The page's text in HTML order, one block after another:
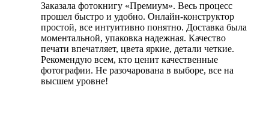
Заказала фотокнигу «Премиум». Весь процесс
прошел быстро и удобно. Онлайн-конструктор
простой, все интуитивно понятно. Доставка была
моментальной, упаковка надежная. Качество
печати впечатляет, цвета яркие, детали четкие.
Рекомендую всем, кто ценит качественные
фотографии. Не разочарована в выборе, все на
высшем уровне!